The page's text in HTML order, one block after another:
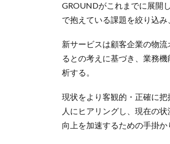
GROUNDがこれまでに展開
で抱えている課題を絞り込み
新サービスは顧客企業の物
るとの考えに基づき、業務
析する。
現状をより客観的・正確に
人にヒアリングし、現在の
向上を加速するための手掛か